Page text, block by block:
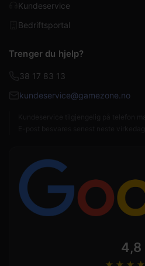
Kundeservice
Bedriftsportal
Trenger du hjelp?
38 17 83 13
kundeservice@gamezone.no
4,8